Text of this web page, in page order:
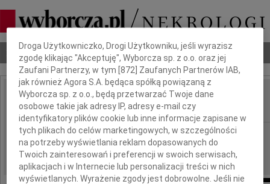
Nekrologi Odeszli Poradnik pogrzebowy
IMIĘ I NAZWISKO: Anna Wycisk
REGION: Katowice
DATA EMISJI: 23.01.2010
Dbamy o Twoją prywatność
Droga Użytkowniczko, Drogi Użytkowniku, jeśli wyrazisz
zgodę klikając "Akceptuję", Wyborcza sp. z o.o. oraz jej
Zaufani Partnerzy, w tym [872] Zaufanych Partnerów IAB,
jak również Agora S.A. będąca spółką powiązaną z
Wyborcza sp. z o.o., będą przetwarzać Twoje dane
osobowe takie jak adresy IP, adresy e-mail czy
identyfikatory plików cookie lub inne informacje zapisane w
tych plikach do celów marketingowych, w szczególności
na potrzeby wyświetlania reklam dopasowanych do
Twoich zainteresowań i preferencji w swoich serwisach,
aplikacjach i w Internecie lub personalizacji treści w nich
wyświetlanych. Wyrażenie zgody jest dobrowolne. Jeśli nie